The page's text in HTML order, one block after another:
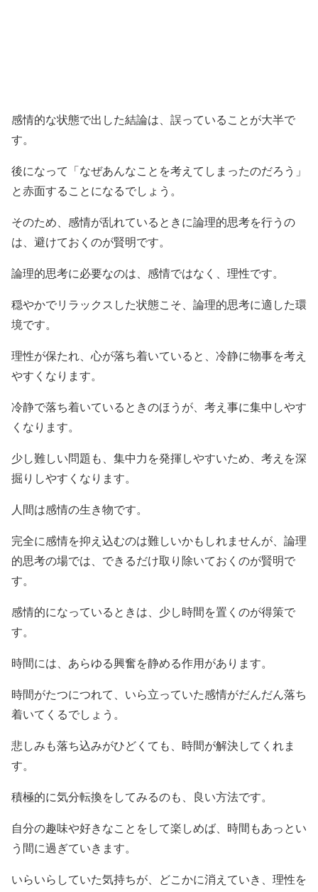
感情的な状態で出した結論は、誤っていることが大半で
す。
後になって「なぜあんなことを考えてしまったのだろう」
と赤面することになるでしょう。
そのため、感情が乱れているときに論理的思考を行うの
は、避けておくのが賢明です。
論理的思考に必要なのは、感情ではなく、理性です。
穏やかでリラックスした状態こそ、論理的思考に適した環
境です。
理性が保たれ、心が落ち着いていると、冷静に物事を考え
やすくなります。
冷静で落ち着いているときのほうが、考え事に集中しやす
くなります。
少し難しい問題も、集中力を発揮しやすいため、考えを深
掘りしやすくなります。
人間は感情の生き物です。
完全に感情を抑え込むのは難しいかもしれませんが、論理
的思考の場では、できるだけ取り除いておくのが賢明で
す。
感情的になっているときは、少し時間を置くのが得策で
す。
時間には、あらゆる興奮を静める作用があります。
時間がたつにつれて、いら立っていた感情がだんだん落ち
着いてくるでしょう。
悲しみも落ち込みがひどくても、時間が解決してくれま
す。
積極的に気分転換をしてみるのも、良い方法です。
自分の趣味や好きなことをして楽しめば、時間もあっとい
う間に過ぎていきます。
いらいらしていた気持ちが、どこかに消えていき、理性を